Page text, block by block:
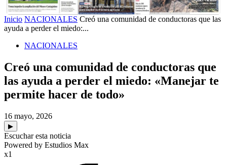
Inicio NACIONALES Creó una comunidad de conductoras que las
ayuda a perder el miedo:...
NACIONALES
Creó una comunidad de conductoras que
las ayuda a perder el miedo: «Manejar te
permite hacer de todo»
16 mayo, 2026
▶
Escuchar esta noticia
Powered by Estudios Max
x1